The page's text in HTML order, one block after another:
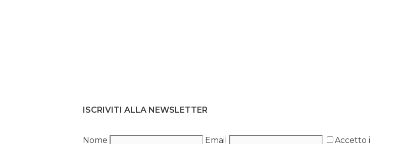
ISCRIVITI ALLA NEWSLETTER
Nome Email Accetto i